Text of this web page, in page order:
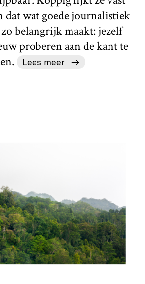
dat wat goede journalistiek
belangrijk maakt: jezelf
proberen aan de kant te
Lees meer